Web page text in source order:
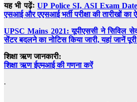
यह भी पढ़ेंःUP Police SI, ASI Exam
एसआई और एएसआई भर्ती परीक्षा की तारीखों
UPSC Mains 2021: यूपीएससी ने सिविल
सेंटर बदलने का नोटिस किया जारी, यहां जानें
शिक्षा ऋण जानकारी:
शिक्षा ऋण ईएमआई की गणना करें
.